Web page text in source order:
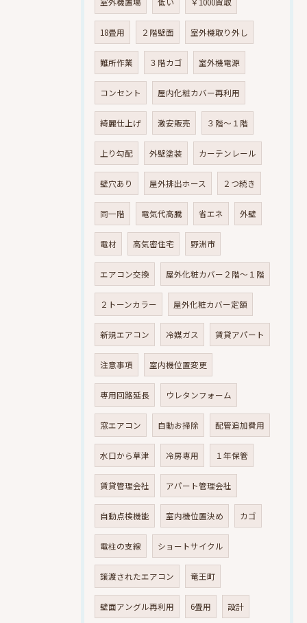
18畳用 ２階壁面 室外機取り外し
難所作業 ３階カゴ 室外機電源
コンセント 屋内化粧カバー再利用
綺麗仕上げ 激安販売 ３階～１階
上り勾配 外壁塗装 カーテンレール
壁穴あり 屋外排出ホース ２つ続き
同一階 電気代高騰 省エネ 外壁
電材 高気密住宅 野洲市
エアコン交換 屋外化粧カバー２階～１階
２トーンカラー 屋外化粧カバー定額
新規エアコン 冷媒ガス 賃貸アパート
注意事項 室内機位置変更
専用回路延長 ウレタンフォーム
窓エアコン 自動お掃除 配管追加費用
水口から草津 冷房専用 １年保管
賃貸管理会社 アパート管理会社
自動点検機能 室内機位置決め カゴ
電柱の支線 ショートサイクル
譲渡されたエアコン 竜王町
壁面アングル再利用 6畳用 設計